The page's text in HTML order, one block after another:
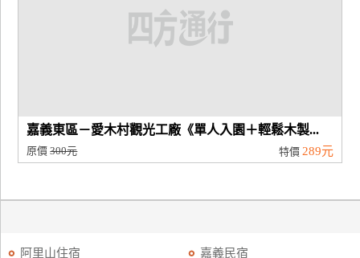
嘉義東區－愛木村觀光工廠《單人入園＋輕鬆木製...
原價300元 特價 289元
阿里山住宿 嘉義民宿